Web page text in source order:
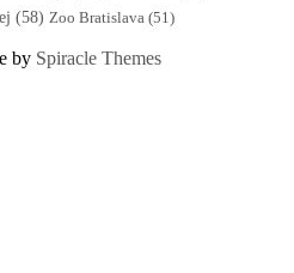
(58) Zoo Bratislava (51)
by Spiracle Themes